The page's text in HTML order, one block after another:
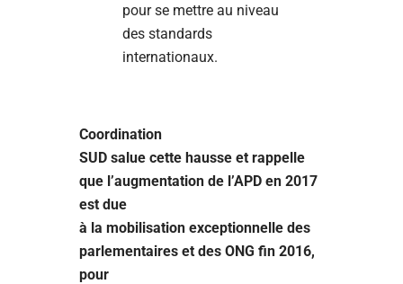
pour se mettre au niveau
des standards
internationaux.
Coordination
SUD salue cette hausse et rappelle
que l’augmentation de l’APD en 2017
est due
à la mobilisation exceptionnelle des
parlementaires et des ONG fin 2016,
pour